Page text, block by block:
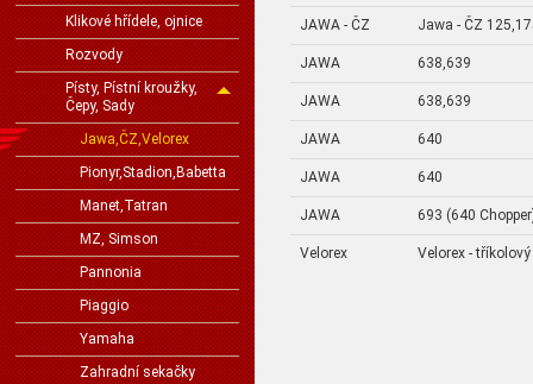
Klikové hřídele, ojnice
Rozvody
Písty, Pístní kroužky,
Čepy, Sady
Jawa,ČZ,Velorex
Pionyr,Stadion,Babetta
Manet,Tatran
MZ, Simson
Pannonia
Piaggio
Yamaha
Zahradní sekačky
JAWA - ČZ Jawa - ČZ
JAWA 638,639
JAWA 638,639
JAWA 640
JAWA 640
JAWA 693 (640
Velorex Velorex - tříkolový